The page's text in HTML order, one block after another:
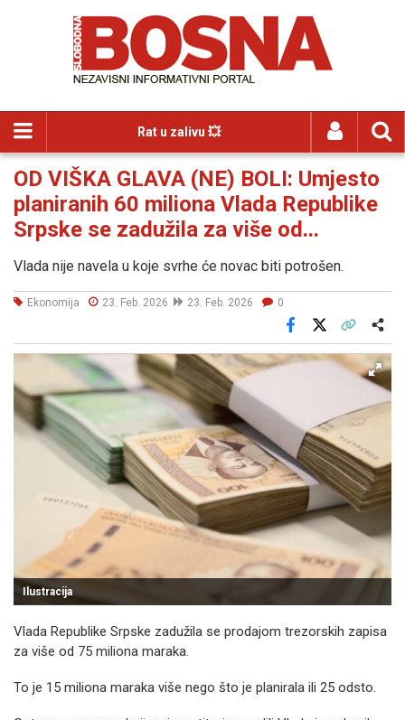
Rat u zalivu 💥
OD VIŠKA GLAVA (NE) BOLI: Umjesto
planiranih 60 miliona Vlada Republike
Srpske se zadužila za više od...
Vlada nije navela u koje svrhe će novac biti potrošen.
Ekonomija 23. Feb. 2026 23. Feb. 2026 0
Facebook
Ilustracija
Vlada Republike Srpske zadužila se prodajom trezorskih zapisa
za više od 75 miliona maraka.
To je 15 miliona maraka više nego što je planirala ili 25 odsto.